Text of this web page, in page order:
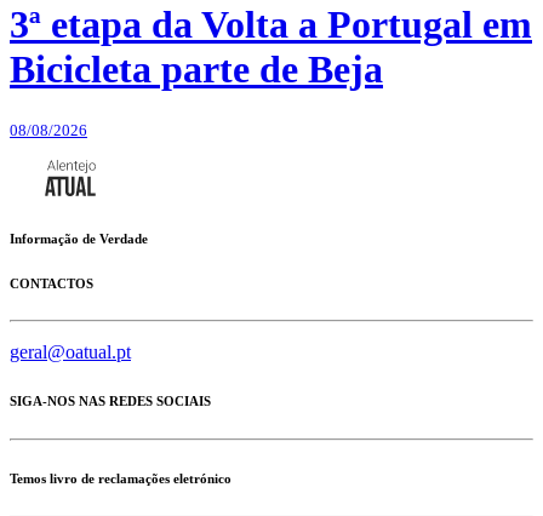
3ª etapa da Volta a Portugal em
Bicicleta parte de Beja
08/08/2026
Informação de Verdade
CONTACTOS
geral@oatual.pt
SIGA-NOS NAS REDES SOCIAIS
Temos livro de reclamações eletrónico